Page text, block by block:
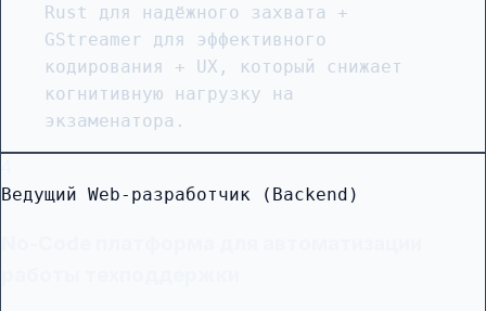
Rust для надёжного захвата +
GStreamer для эффективного
кодирования + UX, который снижает
когнитивную нагрузку на
экзаменатора.
Ведущий Web-разработчик (Backend)